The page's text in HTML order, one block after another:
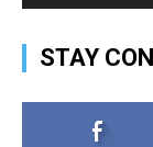
STAY